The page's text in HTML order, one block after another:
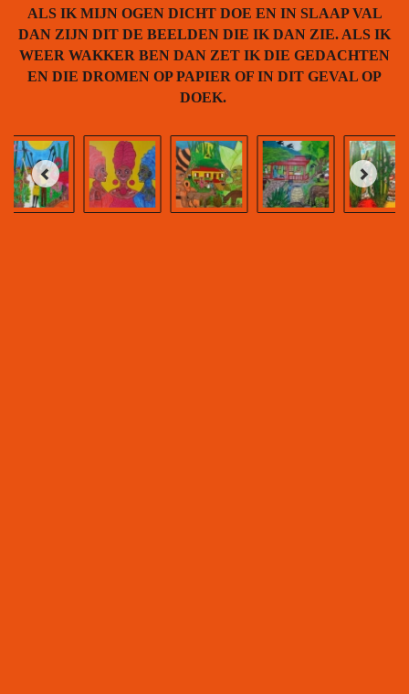
ALS IK MIJN OGEN DICHT DOE EN IN SLAAP VAL
DAN ZIJN DIT DE BEELDEN DIE IK DAN ZIE. ALS IK
WEER WAKKER BEN DAN ZET IK DIE GEDACHTEN
EN DIE DROMEN OP PAPIER OF IN DIT GEVAL OP
DOEK.